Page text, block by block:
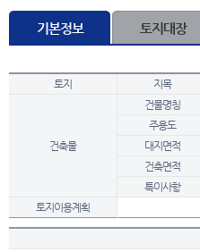
기본정보 토지대장
토지 지목
건축물
건물명칭
주용도
대지면적
건축면적
특이사항
토지이용계획